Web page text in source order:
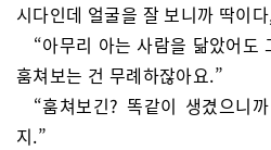
시다인데 얼굴을 잘 보니까 딱이
“아무리 아는 사람을 닮았어도
훔쳐보는 건 무례하잖아요.”
“훔쳐보긴? 똑같이 생겼으니
지.”